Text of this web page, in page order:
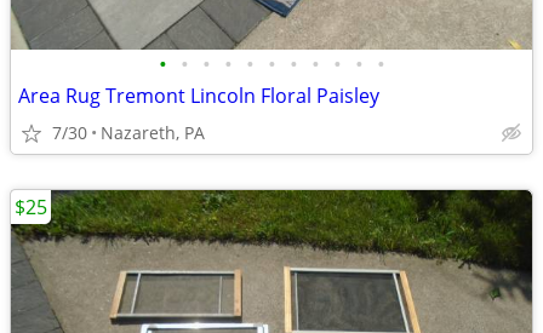
• • • • • • • • • • •
Area Rug Tremont Lincoln Floral Paisley
7/30 Nazareth, PA
$25